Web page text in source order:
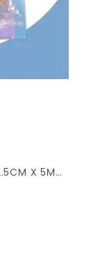
CINTA ADHESIVA 3M NEXCARE PIEL 2.5CM X 5M C/12PZ X/10